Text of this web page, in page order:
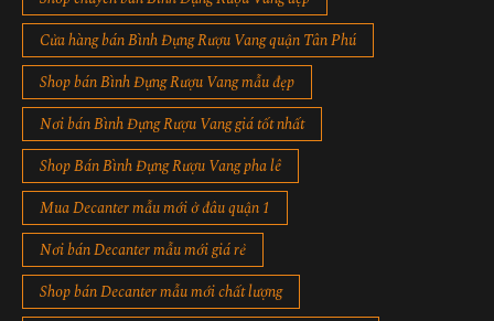
Cửa hàng bán Bình Đựng Rượu Vang quận Tân Phú
Shop bán Bình Đựng Rượu Vang mẫu đẹp
Nơi bán Bình Đựng Rượu Vang giá tốt nhất
Shop Bán Bình Đựng Rượu Vang pha lê
Mua Decanter mẫu mới ở đâu quận 1
Nơi bán Decanter mẫu mới giá rẻ
Shop bán Decanter mẫu mới chất lượng